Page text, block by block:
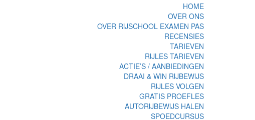
HOME
OVER ONS
OVER RIJSCHOOL EXAMEN PAS
RECENSIES
TARIEVEN
RIJLES TARIEVEN
ACTIE’S / AANBIEDINGEN
DRAAI & WIN RIJBEWIJS
RIJLES VOLGEN
GRATIS PROEFLES
AUTORIJBEWIJS HALEN
SPOEDCURSUS